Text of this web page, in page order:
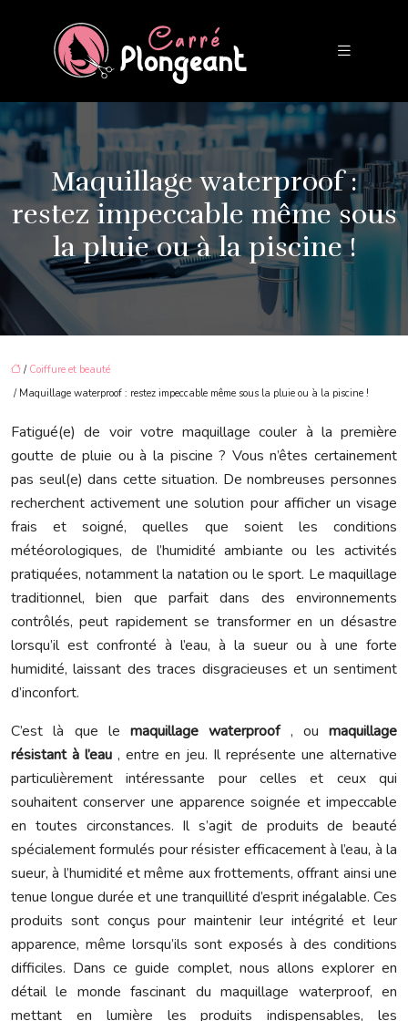
Maquillage waterproof :
restez impeccable même sous
la pluie ou à la piscine !
/ Coiffure et beauté
/ Maquillage waterproof : restez impeccable même sous la pluie ou à la piscine !
Fatigué(e) de voir votre maquillage couler à la première
goutte de pluie ou à la piscine ? Vous n’êtes certainement
pas seul(e) dans cette situation. De nombreuses personnes
recherchent activement une solution pour afficher un visage
frais et soigné, quelles que soient les conditions
météorologiques, de l’humidité ambiante ou les activités
pratiquées, notamment la natation ou le sport. Le maquillage
traditionnel, bien que parfait dans des environnements
contrôlés, peut rapidement se transformer en un désastre
lorsqu’il est confronté à l’eau, à la sueur ou à une forte
humidité, laissant des traces disgracieuses et un sentiment
d’inconfort.
C’est là que le maquillage waterproof , ou maquillage
résistant à l’eau , entre en jeu. Il représente une alternative
particulièrement intéressante pour celles et ceux qui
souhaitent conserver une apparence soignée et impeccable
en toutes circonstances. Il s’agit de produits de beauté
spécialement formulés pour résister efficacement à l’eau, à la
sueur, à l’humidité et même aux frottements, offrant ainsi une
tenue longue durée et une tranquillité d’esprit inégalable. Ces
produits sont conçus pour maintenir leur intégrité et leur
apparence, même lorsqu’ils sont exposés à des conditions
difficiles. Dans ce guide complet, nous allons explorer en
détail le monde fascinant du maquillage waterproof, en
mettant en lumière les produits indispensables, les